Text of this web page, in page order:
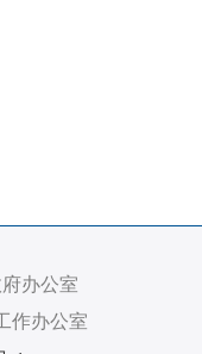
办公室
作办公室